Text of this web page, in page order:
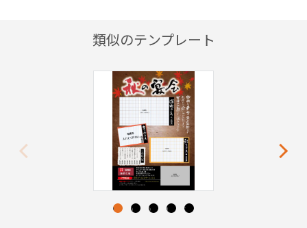
類似のテンプレート
Next
1 2 3 4 5